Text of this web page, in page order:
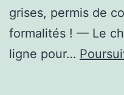
grises, permis de
formalités ! — Le
ligne pour…